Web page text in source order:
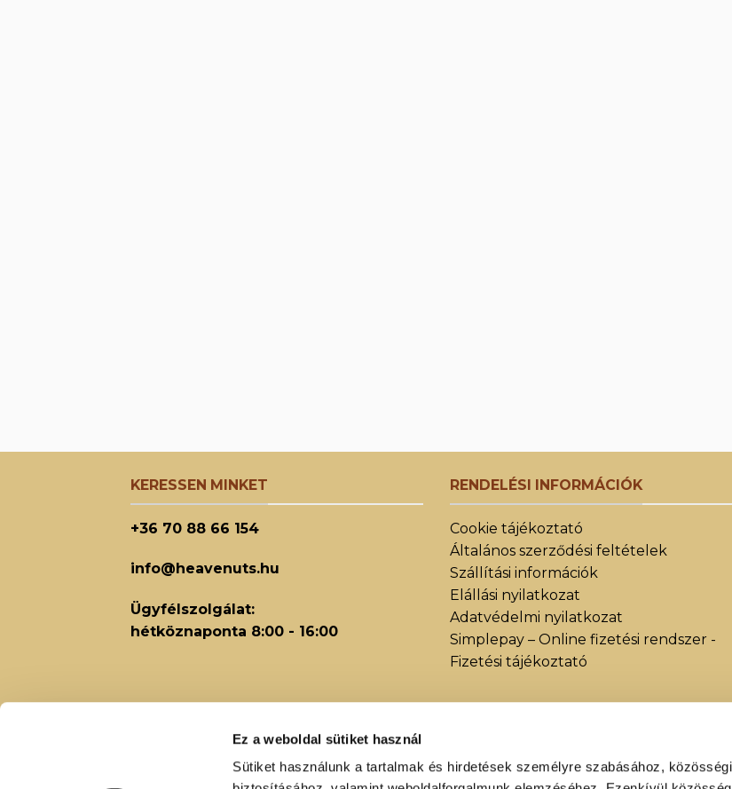
Ez a weboldal sütiket használ
Sütiket használunk a tartalmak és hirdetések személyre szabásához,
KERESSEN MINKET
+36 70 88 66 154
info@heavenuts.hu
Ügyfélszolgálat:
hétköznaponta 8:00 - 16:00
RENDELÉSI INFORMÁCIÓK
Cookie tájékoztató
Általános szerződési feltételek
Szállítási információk
Elállási nyilatkozat
Adatvédelmi nyilatkozat
Simplepay – Online fizetési rendszer -
Fizetési tájékoztató